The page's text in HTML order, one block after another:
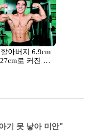
기 못 낳아 미안"